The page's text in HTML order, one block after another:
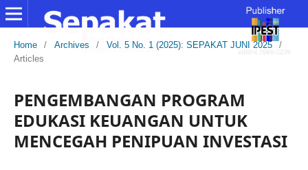
Home / Archives / Vol. 5 No. 1 (2025): SEPAKAT JUNI 2025
/
Articles
PENGEMBANGAN PROGRAM
EDUKASI KEUANGAN UNTUK
MENCEGAH PENIPUAN INVESTASI